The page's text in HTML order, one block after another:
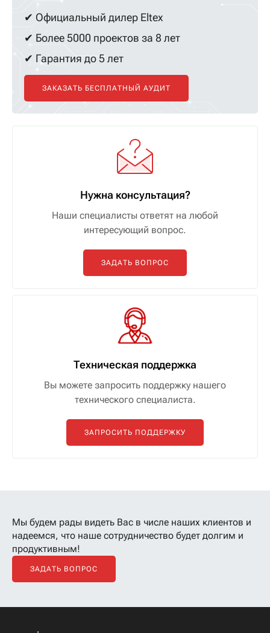
✔ Официальный дилер Eltex
✔ Более 5000 проектов за 8 лет
✔ Гарантия до 5 лет
ЗАКАЗАТЬ БЕСПЛАТНЫЙ АУДИТ
Нужна консультация?
Наши специалисты ответят на любой
интересующий вопрос.
ЗАДАТЬ ВОПРОС
Техническая поддержка
Вы можете запросить поддержку нашего
технического специалиста.
ЗАПРОСИТЬ ПОДДЕРЖКУ
Мы будем рады видеть Вас в числе наших клиентов и
надеемся, что наше сотрудничество будет долгим и
продуктивным!
ЗАДАТЬ ВОПРОС